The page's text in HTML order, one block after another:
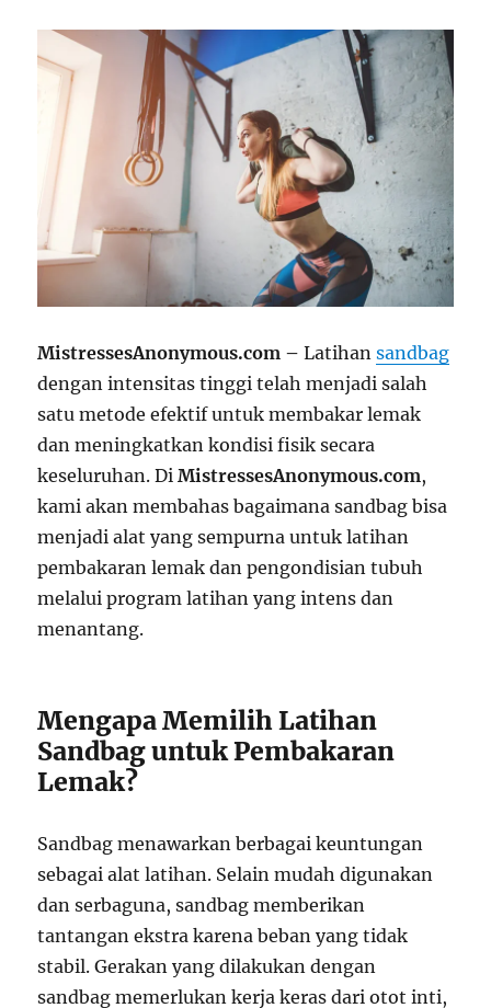
MistressesAnonymous.com –Latihansandbag
dengan intensitas tinggi telah menjadi salah
satu metode efektif untuk membakar lemak
dan meningkatkan kondisi fisik secara
keseluruhan. DiMistressesAnonymous.com,
kami akan membahas bagaimana sandbag bisa
menjadi alat yang sempurna untuk latihan
pembakaran lemak dan pengondisian tubuh
melalui program latihan yang intens dan
menantang.
Mengapa Memilih Latihan
Sandbag untuk Pembakaran
Lemak?
Sandbag menawarkan berbagai keuntungan
sebagai alat latihan. Selain mudah digunakan
dan serbaguna, sandbag memberikan
tantangan ekstra karena beban yang tidak
stabil. Gerakan yang dilakukan dengan
sandbag memerlukan kerja keras dari otot inti,